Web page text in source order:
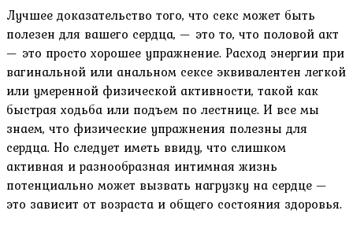
Лучшее доказательство того, что секс может быть
полезен для вашего сердца, — это то, что половой акт
— это просто хорошее упражнение. Расход энергии при
вагинальной или анальном сексе эквивалентен легкой
или умеренной физической активности, такой как
быстрая ходьба или подъем по лестнице. И все мы
знаем, что физические упражнения полезны для
сердца. Но следует иметь ввиду, что слишком
активная и разнообразная интимная жизнь
потенциально может вызвать нагрузку на сердце —
это зависит от возраста и общего состояния здоровья.